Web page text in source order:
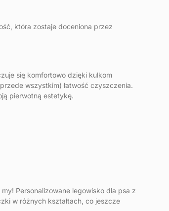
która zostaje doceniona przez
się komfortowo dzięki kulkom
wszystkim) łatwość czyszczenia.
pierwotną estetykę.
Personalizowane legowisko dla psa z
w różnych kształtach, co jeszcze